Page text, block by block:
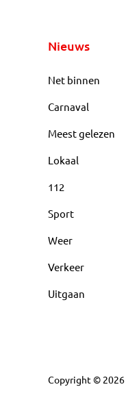
Nieuws
Net binnen
Carnaval
Meest gelezen
Lokaal
112
Sport
Weer
Verkeer
Uitgaan
Copyright © 2026